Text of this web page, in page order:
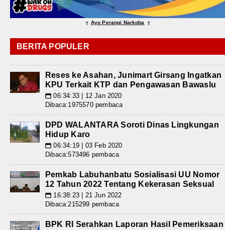
⇑ Ayo Perangi Narkoba ⇑
BERITA POPULER
Reses ke Asahan, Junimart Girsang Ingatkan
KPU Terkait KTP dan Pengawasan Bawaslu
📅 06:34:33 | 12 Jan 2020
Dibaca:1975570 pembaca
DPD WALANTARA Soroti Dinas Lingkungan
Hidup Karo
📅 06:34:19 | 03 Feb 2020
Dibaca:573496 pembaca
Pemkab Labuhanbatu Sosialisasi UU Nomor
12 Tahun 2022 Tentang Kekerasan Seksual
📅 16:38:23 | 21 Jun 2022
Dibaca:215299 pembaca
BPK RI Serahkan Laporan Hasil Pemeriksaan